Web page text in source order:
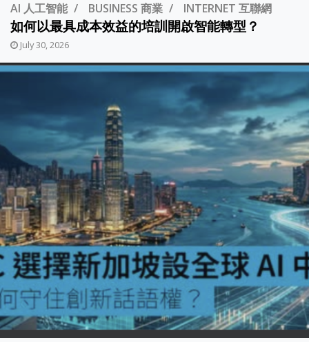
AI 人工智能 BUSINESS 商業 INTERNET 互聯網
如何以最具成本效益的培訓開啟智能轉型？
July 30, 2026